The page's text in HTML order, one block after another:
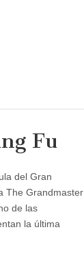
Fu
del Gran
The Grandmaster
de las
la última